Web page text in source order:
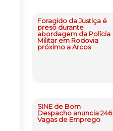
Foragido da Justiça é
preso durante
abordagem da Polícia
Militar em Rodovia
próximo a Arcos
SINE de Bom
Despacho anuncia 246
Vagas de Emprego